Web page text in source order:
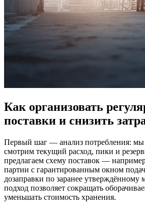
Как организовать
поставки и снизить
Первый шаг — анализ потребления: мы
смотрим текущий расход, пики и
предлагаем схему поставок —
партии с гарантированным окном
дозаправки по заранее утверждённому
подход позволяет сокращать
уменьшать стоимость хранения.